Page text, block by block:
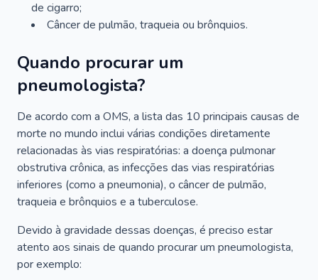
de cigarro;
Câncer de pulmão, traqueia ou brônquios.
Quando procurar um
pneumologista?
De acordo com a OMS, a lista das 10 principais causas de
morte no mundo inclui várias condições diretamente
relacionadas às vias respiratórias: a doença pulmonar
obstrutiva crônica, as infecções das vias respiratórias
inferiores (como a pneumonia), o câncer de pulmão,
traqueia e brônquios e a tuberculose.
Devido à gravidade dessas doenças, é preciso estar
atento aos sinais de quando procurar um pneumologista,
por exemplo: